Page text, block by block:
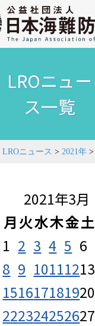
LROニュー
ス一覧
LROニュース > 2021年>
2021年3月
月火水木金土
1 2 3 4 5 6
8 9 10111213
151617181920
222324252627